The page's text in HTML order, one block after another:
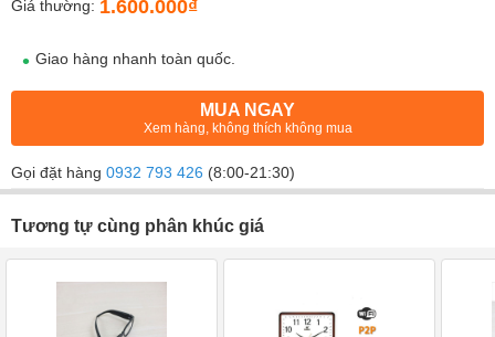
Giá thường: 1.600.000₫
Giao hàng nhanh toàn quốc.
MUA NGAY
Xem hàng, không thích không mua
Gọi đặt hàng 0932 793 426 (8:00-21:30)
Tương tự cùng phân khúc giá